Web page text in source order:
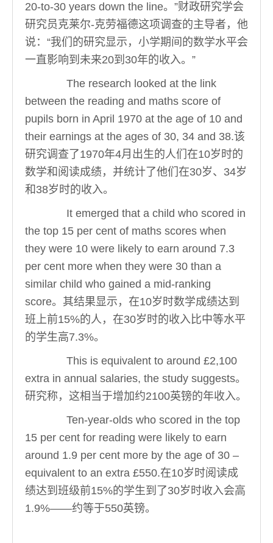
20-to-30 years down the line。”财政研究学会
研究员克莱尔-克劳福德这项调查的主导者，他
说：“我们的研究显示，小学期间的数学水平会
一直影响到未来20到30年的收入。”
The research looked at the link
between the reading and maths score of
pupils born in April 1970 at the age of 10 and
their earnings at the ages of 30, 34 and 38.该
研究调查了1970年4月出生的人们在10岁时的
数学和阅读成绩，并统计了他们在30岁、34岁
和38岁时的收入。
It emerged that a child who scored in
the top 15 per cent of maths scores when
they were 10 were likely to earn around 7.3
per cent more when they were 30 than a
similar child who gained a mid-ranking
score。其结果显示，在10岁时数学成绩达到
班上前15%的人，在30岁时的收入比中等水平
的学生高7.3%。
This is equivalent to around £2,100
extra in annual salaries, the study suggests。
研究称，这相当于增加约2100英镑的年收入。
Ten-year-olds who scored in the top
15 per cent for reading were likely to earn
around 1.9 per cent more by the age of 30 –
equivalent to an extra £550.在10岁时阅读成
绩达到班级前15%的学生到了30岁时收入会高
1.9%——约等于550英镑。